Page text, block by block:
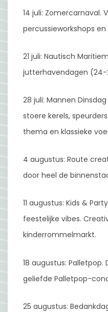
14 juli: Zomercarnaval.
percussieworkshops
21 juli: Nautisch
jutterhavendagen (24-
28 juli: Mannen
stoere kerels,
thema en klassieke
4 augustus: Route
door heel de
11 augustus: Kids &
feestelijke vibes.
kinderrommelmarkt.
18 augustus:
geliefde Palletpop-
25 augustus: